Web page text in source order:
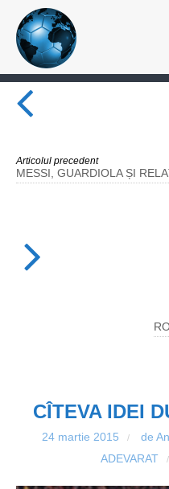
Articolul precedent
MESSI, GUARDIOLA ȘI
CÎTEVA IDEI
24 martie 2015 / de
ADEVARAT
/